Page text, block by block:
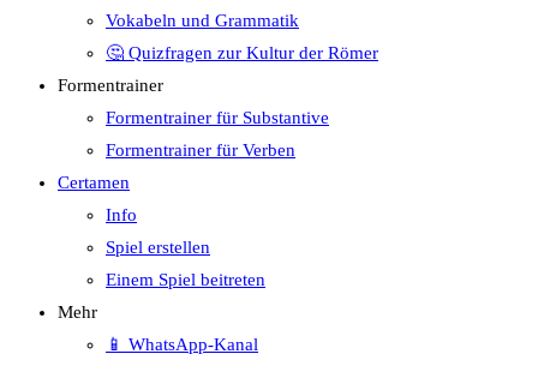
Vokabeln und Grammatik
🤔 Quizfragen zur Kultur der Römer
Formentrainer
Formentrainer für Substantive
Formentrainer für Verben
Certamen
Info
Spiel erstellen
Einem Spiel beitreten
Mehr
📱 WhatsApp-Kanal